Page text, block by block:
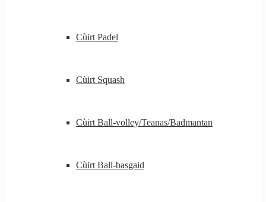
Cùirt Padel
Cùirt Squash
Cùirt Ball-volley/Teanas/Badmantan
Cùirt Ball-basgaid